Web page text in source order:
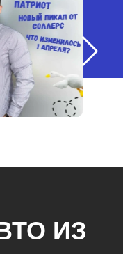
ИЗ